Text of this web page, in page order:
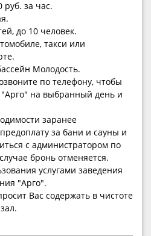
руб. за час.
до 10 человек.
такси или
Молодость.
по телефону, чтобы
на выбранный день и
заранее
за бани и сауны и
с администратором по
бронь отменяется.
услугами заведения
"Арго".
Вас содержать в чистоте